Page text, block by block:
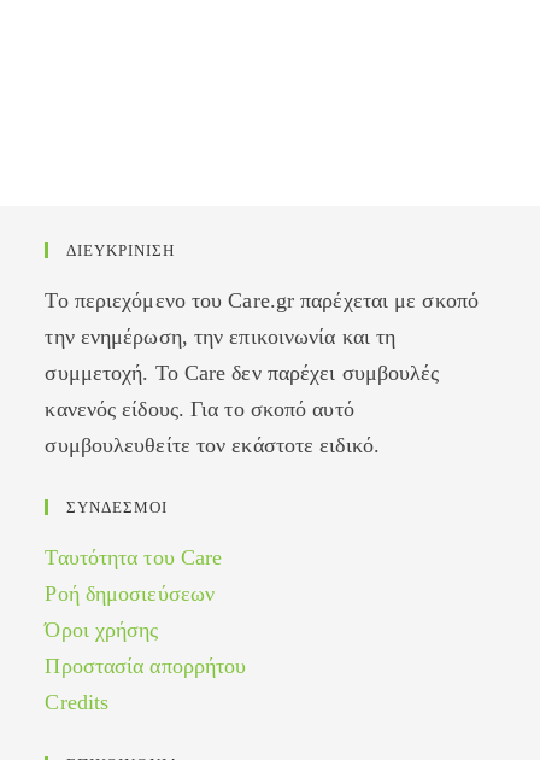
ΔΙΕΥΚΡΙΝΙΣΗ
Το περιεχόμενο του Care.gr παρέχεται με σκοπό
την ενημέρωση, την επικοινωνία και τη
συμμετοχή. Το Care δεν παρέχει συμβουλές
κανενός είδους. Για το σκοπό αυτό
συμβουλευθείτε τον εκάστοτε ειδικό.
ΣΥΝΔΕΣΜΟΙ
Ταυτότητα του Care
Ροή δημοσιεύσεων
Όροι χρήσης
Προστασία απορρήτου
Credits